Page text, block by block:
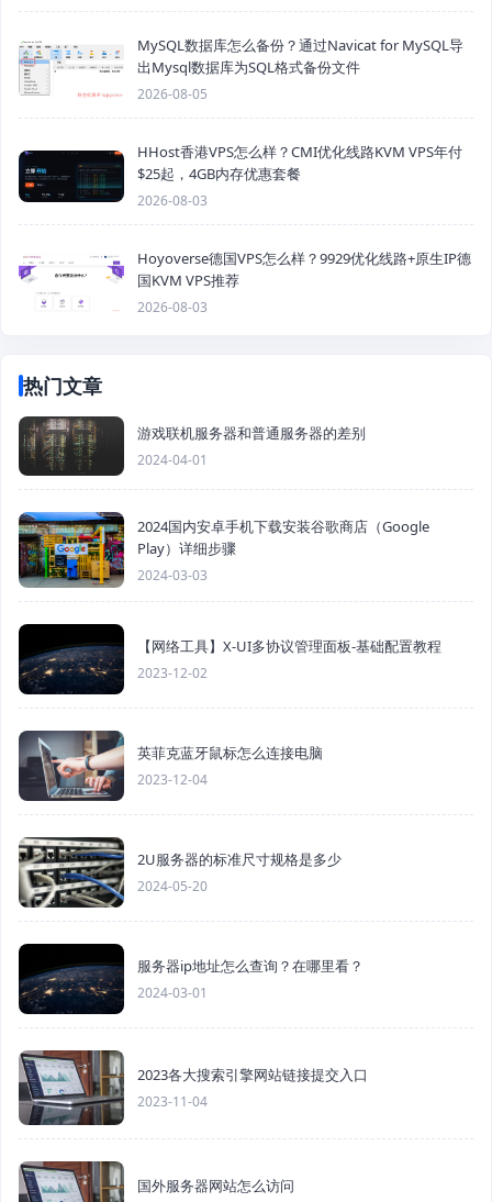
MySQL数据库怎么备份？通过Navicat for MySQL导
出Mysql数据库为SQL格式备份文件
2026-08-05
HHost香港VPS怎么样？CMI优化线路KVM VPS年付
$25起，4GB内存优惠套餐
2026-08-03
Hoyoverse德国VPS怎么样？9929优化线路+原生IP德
国KVM VPS推荐
2026-08-03
热门文章
游戏联机服务器和普通服务器的差别
2024-04-01
2024国内安卓手机下载安装谷歌商店（Google
Play）详细步骤
2024-03-03
【网络工具】X-UI多协议管理面板-基础配置教程
2023-12-02
英菲克蓝牙鼠标怎么连接电脑
2023-12-04
2U服务器的标准尺寸规格是多少
2024-05-20
服务器ip地址怎么查询？在哪里看？
2024-03-01
2023各大搜索引擎网站链接提交入口
2023-11-04
国外服务器网站怎么访问